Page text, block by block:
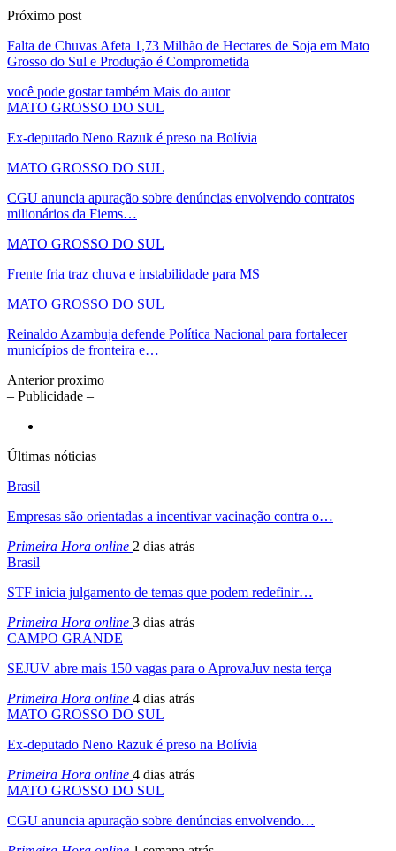
Próximo post
Falta de Chuvas Afeta 1,73 Milhão de Hectares de Soja em Mato
Grosso do Sul e Produção é Comprometida
você pode gostar também Mais do autor
MATO GROSSO DO SUL
Ex-deputado Neno Razuk é preso na Bolívia
MATO GROSSO DO SUL
CGU anuncia apuração sobre denúncias envolvendo contratos
milionários da Fiems…
MATO GROSSO DO SUL
Frente fria traz chuva e instabilidade para MS
MATO GROSSO DO SUL
Reinaldo Azambuja defende Política Nacional para fortalecer
municípios de fronteira e…
Anteriorproximo
– Publicidade –
Últimas nóticias
Brasil
Empresas são orientadas a incentivar vacinação contra o…
Primeira Hora online 2 dias atrás
Brasil
STF inicia julgamento de temas que podem redefinir…
Primeira Hora online 3 dias atrás
CAMPO GRANDE
SEJUV abre mais 150 vagas para o AprovaJuv nesta terça
Primeira Hora online 4 dias atrás
MATO GROSSO DO SUL
Ex-deputado Neno Razuk é preso na Bolívia
Primeira Hora online 4 dias atrás
MATO GROSSO DO SUL
CGU anuncia apuração sobre denúncias envolvendo…